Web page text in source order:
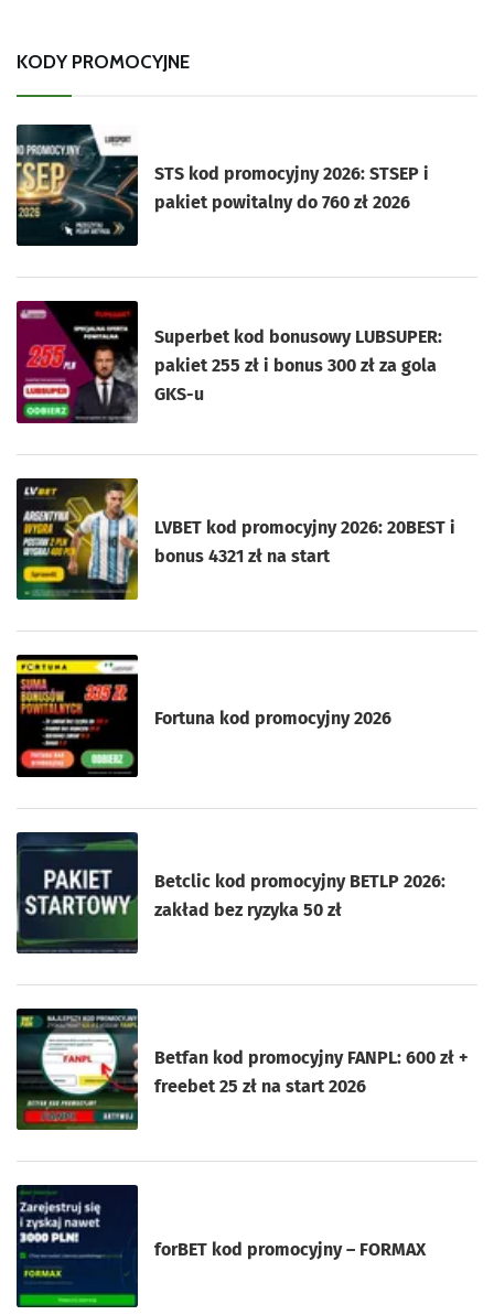
KODY PROMOCYJNE
STS kod promocyjny 2026: STSEP i
pakiet powitalny do 760 zł 2026
Superbet kod bonusowy LUBSUPER:
pakiet 255 zł i bonus 300 zł za gola
GKS-u
LVBET kod promocyjny 2026: 20BEST i
bonus 4321 zł na start
Fortuna kod promocyjny 2026
Betclic kod promocyjny BETLP 2026:
zakład bez ryzyka 50 zł
Betfan kod promocyjny FANPL: 600 zł +
freebet 25 zł na start 2026
forBET kod promocyjny – FORMAX